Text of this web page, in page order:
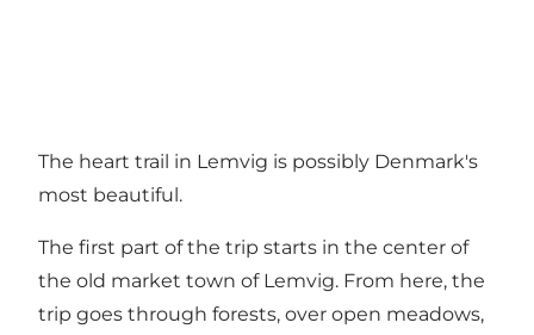
The heart trail in Lemvig is possibly Denmark's
most beautiful.
The first part of the trip starts in the center of
the old market town of Lemvig. From here, the
trip goes through forests, over open meadows,